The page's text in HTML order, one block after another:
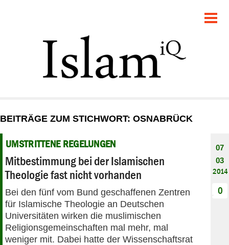
GESELLSCHAFT
STARTSEITE
DEBATTE
PANORAMA
BEITRÄGE ZUM STICHWORT: OSNABRÜCK
UMSTRITTENE REGELUNGEN
Mitbestimmung bei der Islamischen
Theologie fast nicht vorhanden
Bei den fünf vom Bund geschaffenen Zentren
für Islamische Theologie an Deutschen
Universitäten wirken die muslimischen
Religionsgemeinschaften mal mehr, mal
weniger mit. Dabei hatte der Wissenschaftsrat
07
03
2014
0